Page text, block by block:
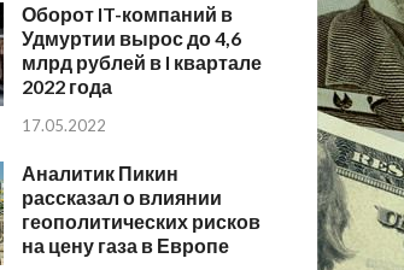
Оборот IT-компаний в
Удмуртии вырос до 4,6
млрд рублей в I квартале
2022 года
17.05.2022
Аналитик Пикин
рассказал о влиянии
геополитических рисков
на цену газа в Европе